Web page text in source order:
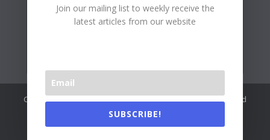
Copywrite© 2026 Readoo Media Private Limited. Created and
maintained byThe Web People
Join our mailing list to weekly receive the
latest articles from our website
SUBSCRIBE!